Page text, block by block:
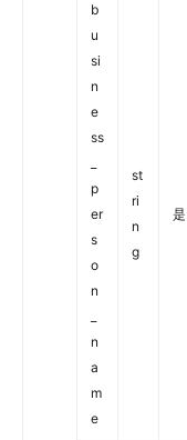
b
u
si
n
e
ss
p
er
s
o
n
n
a
m
e
st
ri
n
g
是